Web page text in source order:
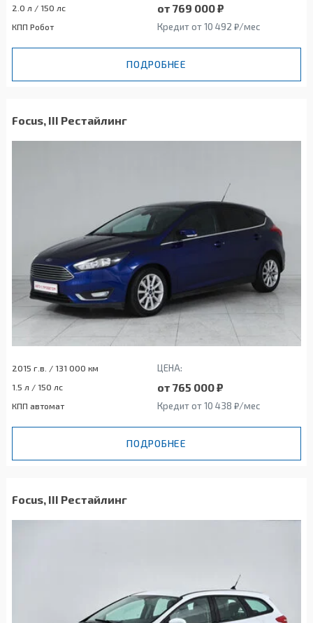
2.0 л / 150 лс от 769 000 ₽
КПП Робот Кредит от 10 492 ₽/мес
ПОДРОБНЕЕ
Focus, III Рестайлинг
2015 г.в. / 131 000 км ЦЕНА:
1.5 л / 150 лс от 765 000 ₽
КПП автомат Кредит от 10 438 ₽/мес
ПОДРОБНЕЕ
Focus, III Рестайлинг